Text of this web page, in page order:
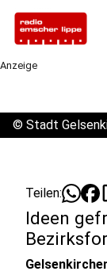
Anzeige
© Stadt
Teilen:
Ideen